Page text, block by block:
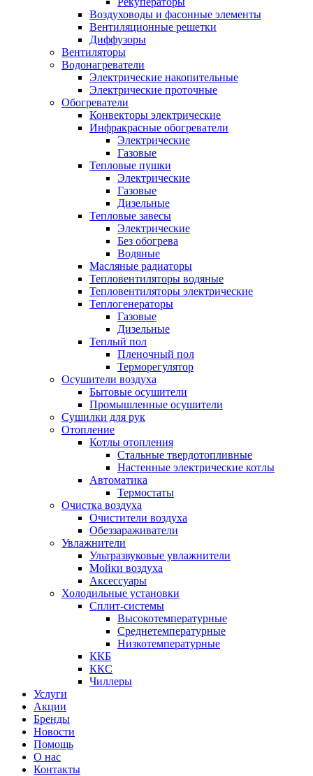
Воздуховоды и фасонные элементы
Вентиляционные решетки
Диффузоры
Вентиляторы
Водонагреватели
Электрические накопительные
Электрические проточные
Обогреватели
Конвекторы электрические
Инфракрасные обогреватели
Электрические
Газовые
Тепловые пушки
Электрические
Газовые
Дизельные
Тепловые завесы
Электрические
Без обогрева
Водяные
Масляные радиаторы
Тепловентиляторы водяные
Тепловентиляторы электрические
Теплогенераторы
Газовые
Дизельные
Теплый пол
Пленочный пол
Терморегулятор
Осушители воздуха
Бытовые осушители
Промышленные осушители
Сушилки для рук
Отопление
Котлы отопления
Стальные твердотопливные
Настенные электрические котлы
Автоматика
Термостаты
Очистка воздуха
Очистители воздуха
Обеззараживатели
Увлажнители
Ультразвуковые увлажнители
Мойки воздуха
Аксессуары
Холодильные установки
Сплит-системы
Высокотемпературные
Среднетемпературные
Низкотемпературные
ККБ
ККС
Чиллеры
Услуги
Акции
Бренды
Новости
Помощь
О нас
Контакты